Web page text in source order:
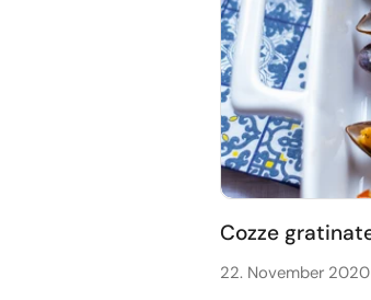
Cozze
22. November 2020